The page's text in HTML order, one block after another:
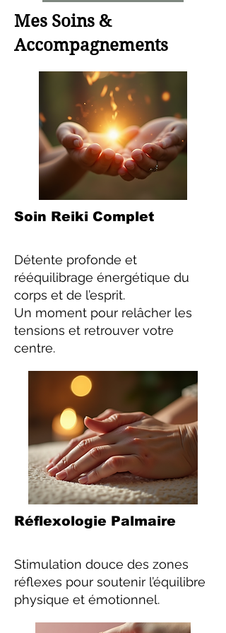
Mes Soins &
Accompagnements
Soin Reiki Complet
Détente profonde et
rééquilibrage énergétique du
corps et de l’esprit.
Un moment pour relâcher les
tensions et retrouver votre
centre.
Réflexologie Palmaire
Stimulation douce des zones
réflexes pour soutenir l’équilibre
physique et émotionnel.